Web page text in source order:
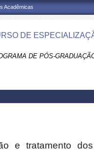
Acadêmicas
DE
DE PÓS-
e tratamento